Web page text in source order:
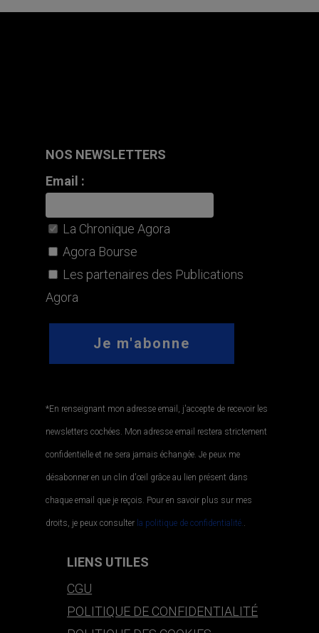
NOS NEWSLETTERS
Email :
La Chronique Agora
Agora Bourse
Les partenaires des Publications
Agora
*En renseignant mon adresse email, j'accepte de recevoir les
newsletters cochées. Mon adresse email restera strictement
confidentielle et ne sera jamais échangée. Je peux me
désabonner en un clin d'œil grâce au lien présent dans
chaque email que je reçois. Pour en savoir plus sur mes
droits, je peux consulter la politique de confidentialité..
LIENS UTILES
CGU
POLITIQUE DE CONFIDENTIALITÉ